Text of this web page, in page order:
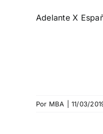
Adelante X
Por MBA 11/03/